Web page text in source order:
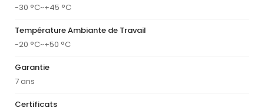
-30 °C~+45 °C
Température Ambiante de Travail
-20 °C~+50 °C
Garantie
7 ans
Certificats